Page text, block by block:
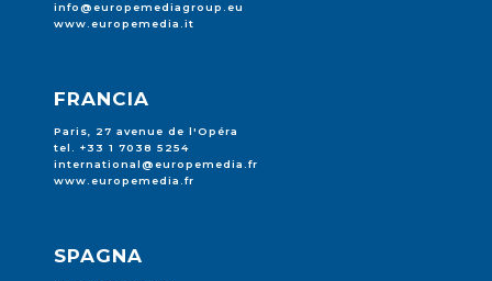
info@europemediagroup.eu
www.europemedia.it
FRANCIA
Paris, 27 avenue de l'Opéra
tel. +33 1 7038 5254
international@europemedia.fr
www.europemedia.fr
SPAGNA